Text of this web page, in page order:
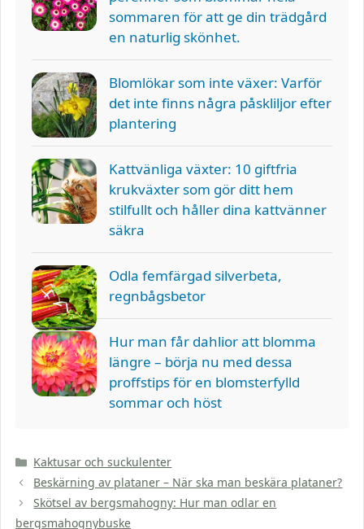
sommaren för att ge din trädgård
en naturlig skönhet.
Blomlökar som inte växer: Varför
det inte finns några påskliljor efter
plantering
Kattvänliga växter: 10 giftfria
krukväxter som gör ditt hem
stilfullt och håller dina kattvänner
säkra
Odla femfärgad silverbeta,
regnbågsbetor
Hur man får dahlior att blomma
längre – börja nu med dessa
proffstips för en blomsterfylld
sommar och höst
Kategorier
Kaktusar och suckulenter
Beskärning av plataner – När ska man beskära plataner?
Skötsel av bergsmahogny: Hur man odlar en
bergsmahognybuske